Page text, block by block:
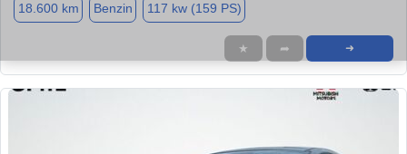
18.600 km Benzin 117 kw (159 PS)
★ ➦ ➜